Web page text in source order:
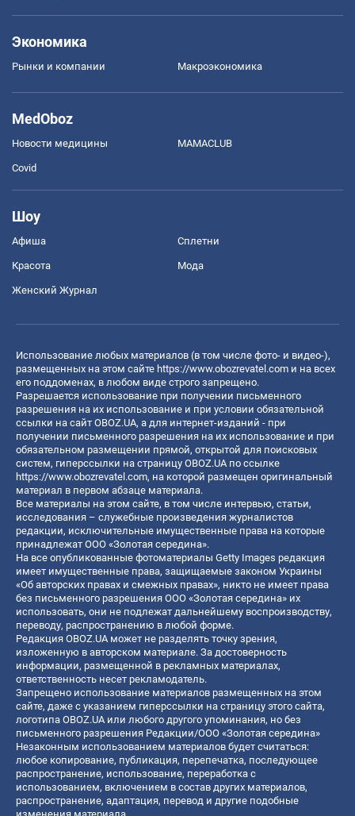
Экономика
Рынки и компании Mакроэкономика
MedOboz
Новости медицины MAMACLUB
Covid
Шоу
Афиша Сплетни
Красота Мода
Женский Журнал
Использование любых материалов (в том числе фото- и видео-),
размещенных на этом сайте https://www.obozrevatel.com и на всех
его поддоменах, в любом виде строго запрещено.
Разрешается использование при получении письменного
разрешения на их использование и при условии обязательной
ссылки на сайт OBOZ.UA, а для интернет-изданий - при
получении письменного разрешения на их использование и при
обязательном размещении прямой, открытой для поисковых
систем, гиперссылки на страницу OBOZ.UA по ссылке
https://www.obozrevatel.com, на которой размещен оригинальный
материал в первом абзаце материала.
Все материалы на этом сайте, в том числе интервью, статьи,
исследования – служебные произведения журналистов
редакции, исключительные имущественные права на которые
принадлежат ООО «Золотая середина».
На все опубликованные фотоматериалы Getty Images редакция
имеет имущественные права, защищаемые законом Украины
«Об авторских правах и смежных правах», никто не имеет права
без письменного разрешения ООО «Золотая середина» их
использовать, они не подлежат дальнейшему воспроизводству,
переводу, распространению в любой форме.
Редакция OBOZ.UA может не разделять точку зрения,
изложенную в авторском материале. За достоверность
информации, размещенной в рекламных материалах,
ответственность несет рекламодатель.
Запрещено использование материалов размещенных на этом
сайте, даже с указанием гиперссылки на страницу этого сайта,
логотипа OBOZ.UA или любого другого упоминания, но без
письменного разрешения Редакции/ООО «Золотая середина»
Незаконным использованием материалов будет считаться:
любое копирование, публикация, перепечатка, последующее
распространение, использование, переработка с
использованием, включением в состав других материалов,
распространение, адаптация, перевод и другие подобные